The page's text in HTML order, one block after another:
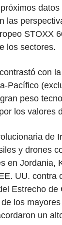
las
STOXX
los sectores.
con
Pacífico
peso
los valores
de
y drones
en Jordania,
UU. contra
Estrecho
los
un